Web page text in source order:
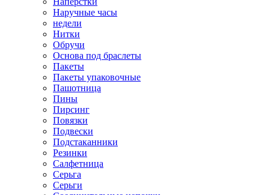
Наручные часы
недели
Нитки
Обручи
Основа под браслеты
Пакеты
Пакеты упаковочные
Пашотница
Пины
Пирсинг
Повязки
Подвески
Подстаканники
Резинки
Салфетница
Серьга
Серьги